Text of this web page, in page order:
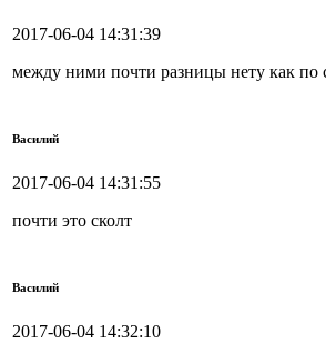
2017-06-04 14:31:39
между ними почти разницы нету как по
Василий
2017-06-04 14:31:55
почти это сколт
Василий
2017-06-04 14:32:10